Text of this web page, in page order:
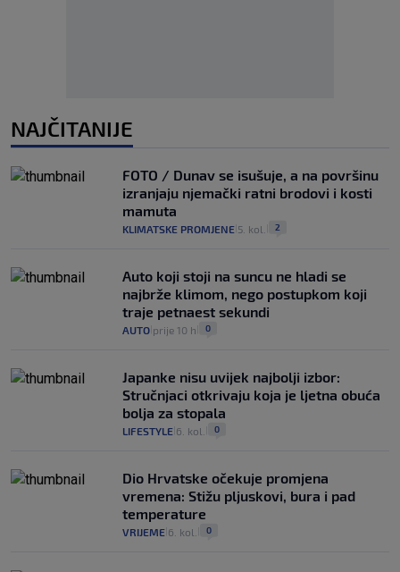
NAJČITANIJE
FOTO / Dunav se isušuje, a na površinu
izranjaju njemački ratni brodovi i kosti
mamuta
KLIMATSKE PROMJENE 5. kol. 2
Auto koji stoji na suncu ne hladi se
najbrže klimom, nego postupkom koji
traje petnaest sekundi
AUTO prije 10 h 0
Japanke nisu uvijek najbolji izbor:
Stručnjaci otkrivaju koja je ljetna obuća
bolja za stopala
LIFESTYLE 6. kol. 0
Dio Hrvatske očekuje promjena
vremena: Stižu pljuskovi, bura i pad
temperature
VRIJEME 6. kol. 0